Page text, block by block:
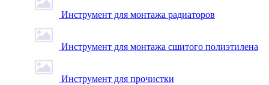
Инструмент для монтажа радиаторов
Инструмент для монтажа сшитого полиэтилена
Инструмент для прочистки